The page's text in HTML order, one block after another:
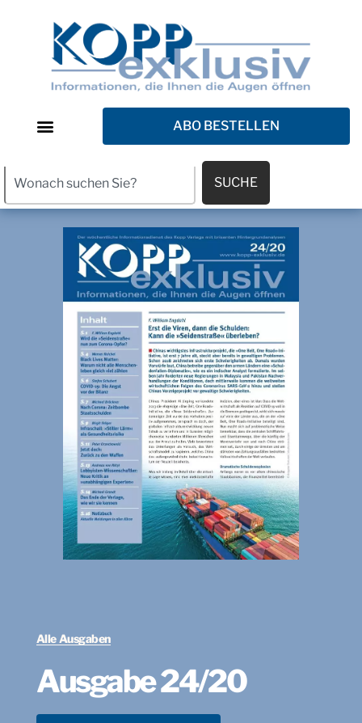
ABO BESTELLEN
SUCHE
Alle Ausgaben
Ausgabe 24/20